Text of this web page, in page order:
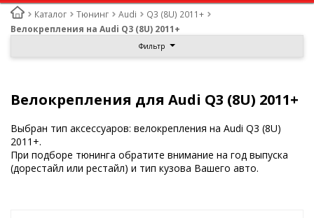
Каталог Тюнинг Audi
Q3 (8U) 2011+
Велокрепления на Audi Q3 (8U) 2011+
Фильтр
Велокрепления для Audi Q3 (8U) 2011+
Выбран тип аксессуаров: велокрепления на Audi Q3 (8U)
2011+.
При подборе тюнинга обратите внимание на год выпуска
(дорестайл или рестайл) и тип кузова Вашего авто.